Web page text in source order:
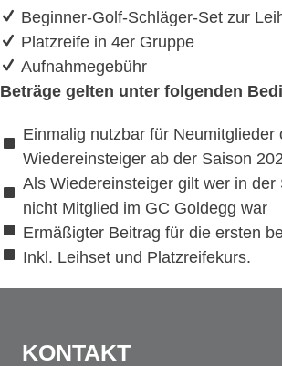
Beginner-Golf-Schläger-Set zur
Platzreife in 4er Gruppe
Aufnahmegebühr
Beträge gelten unter folgenden
Einmalig nutzbar für Neumitglieder
Wiedereinsteiger ab der Saison
Als Wiedereinsteiger gilt wer in der
nicht Mitglied im GC Goldegg war
Ermäßigter Beitrag für die ersten
Inkl. Leihset und Platzreifekurs.
KONTAKT